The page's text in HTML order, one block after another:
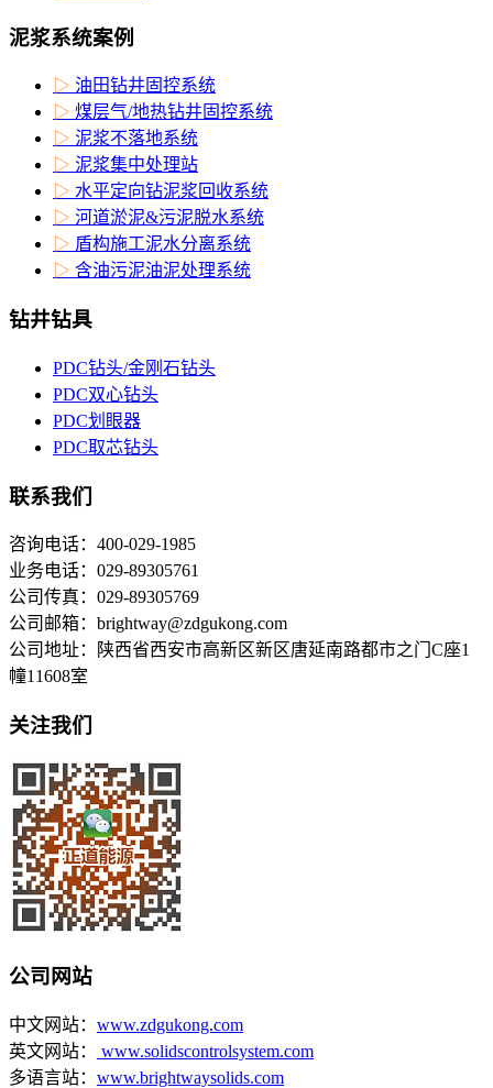
泥浆系统案例
▷ 油田钻井固控系统
▷ 煤层气/地热钻井固控系统
▷ 泥浆不落地系统
▷ 泥浆集中处理站
▷ 水平定向钻泥浆回收系统
▷ 河道淤泥&污泥脱水系统
▷ 盾构施工泥水分离系统
▷ 含油污泥油泥处理系统
钻井钻具
PDC钻头/金刚石钻头
PDC双心钻头
PDC划眼器
PDC取芯钻头
联系我们
咨询电话：400-029-1985
业务电话：029-89305761
公司传真：029-89305769
公司邮箱：brightway@zdgukong.com
公司地址：陕西省西安市高新区新区唐延南路都市之门C座1
幢11608室
关注我们
公司网站
中文网站： www.zdgukong.com
英文网站：
www.solidscontrolsystem.com
多语言站： www.brightwaysolids.com